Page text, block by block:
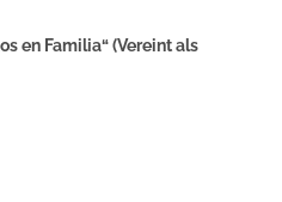
en Familia“ (Vereint als